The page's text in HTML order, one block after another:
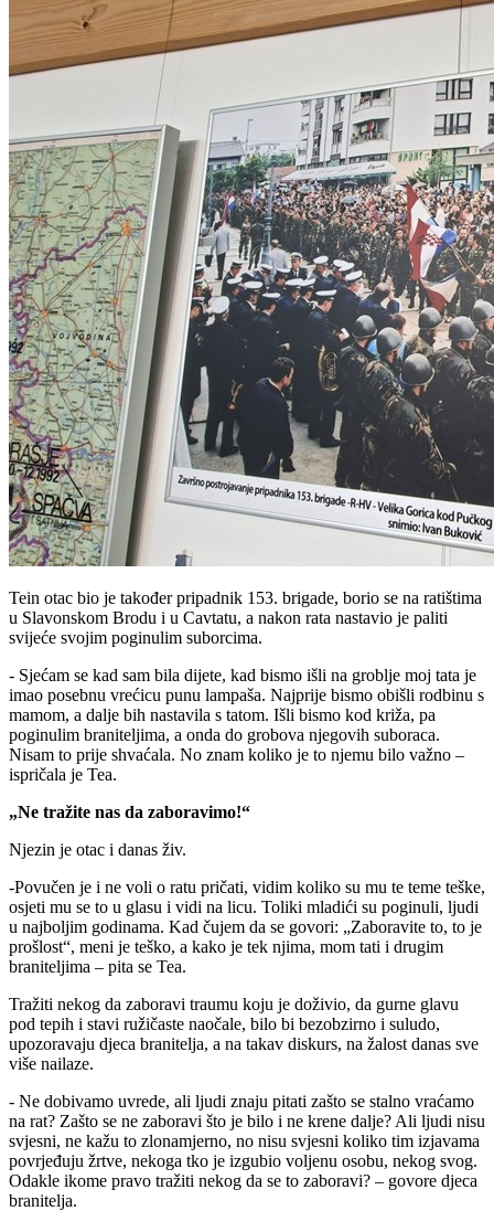
Tein otac bio je također pripadnik 153. brigade, borio se na ratištima
u Slavonskom Brodu i u Cavtatu, a nakon rata nastavio je paliti
svijeće svojim poginulim suborcima.
- Sjećam se kad sam bila dijete, kad bismo išli na groblje moj tata je
imao posebnu vrećicu punu lampaša. Najprije bismo obišli rodbinu s
mamom, a dalje bih nastavila s tatom. Išli bismo kod križa, pa
poginulim braniteljima, a onda do grobova njegovih suboraca.
Nisam to prije shvaćala. No znam koliko je to njemu bilo važno –
ispričala je Tea.
„Ne tražite nas da zaboravimo!“
Njezin je otac i danas živ.
-Povučen je i ne voli o ratu pričati, vidim koliko su mu te teme teške,
osjeti mu se to u glasu i vidi na licu. Toliki mladići su poginuli, ljudi
u najboljim godinama. Kad čujem da se govori: „Zaboravite to, to je
prošlost“, meni je teško, a kako je tek njima, mom tati i drugim
braniteljima – pita se Tea.
Tražiti nekog da zaboravi traumu koju je doživio, da gurne glavu
pod tepih i stavi ružičaste naočale, bilo bi bezobzirno i suludo,
upozoravaju djeca branitelja, a na takav diskurs, na žalost danas sve
više nailaze.
- Ne dobivamo uvrede, ali ljudi znaju pitati zašto se stalno vraćamo
na rat? Zašto se ne zaboravi što je bilo i ne krene dalje? Ali ljudi nisu
svjesni, ne kažu to zlonamjerno, no nisu svjesni koliko tim izjavama
povrjeđuju žrtve, nekoga tko je izgubio voljenu osobu, nekog svog.
Odakle ikome pravo tražiti nekog da se to zaboravi? – govore djeca
branitelja.